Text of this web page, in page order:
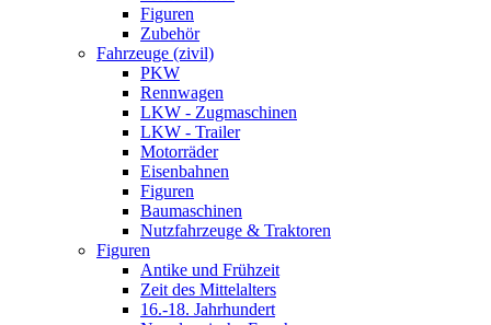
Figuren
Zubehör
Fahrzeuge (zivil)
PKW
Rennwagen
LKW - Zugmaschinen
LKW - Trailer
Motorräder
Eisenbahnen
Figuren
Baumaschinen
Nutzfahrzeuge & Traktoren
Figuren
Antike und Frühzeit
Zeit des Mittelalters
16.-18. Jahrhundert